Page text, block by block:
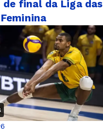
final da Liga das